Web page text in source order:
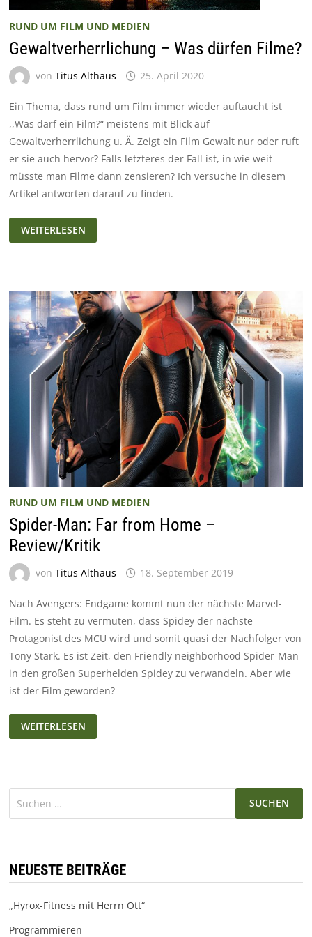
RUND UM FILM UND MEDIEN
Gewaltverherrlichung – Was dürfen Filme?
von Titus Althaus 25. April 2020
Ein Thema, dass rund um Film immer wieder auftaucht ist
,,Was darf ein Film?“ meistens mit Blick auf
Gewaltverherrlichung u. Ä. Zeigt ein Film Gewalt nur oder ruft
er sie auch hervor? Falls letzteres der Fall ist, in wie weit
müsste man Filme dann zensieren? Ich versuche in diesem
Artikel antworten darauf zu finden.
GEWALTVERHERRLICHUNG
–
WAS
WEITERLESEN
RUND UM FILM UND MEDIEN
Spider-Man: Far from Home –
Review/Kritik
von Titus Althaus 18. September 2019
Nach Avengers: Endgame kommt nun der nächste Marvel-
Film. Es steht zu vermuten, dass Spidey der nächste
Protagonist des MCU wird und somit quasi der Nachfolger von
Tony Stark. Es ist Zeit, den Friendly neighborhood Spider-Man
in den großen Superhelden Spidey zu verwandeln. Aber wie
ist der Film geworden?
SPIDER-
MAN:
FAR
WEITERLESEN
NEUESTE BEITRÄGE
„Hyrox-Fitness mit Herrn Ott“
Programmieren